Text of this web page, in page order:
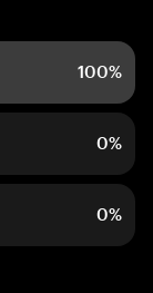
100%
0%
0%